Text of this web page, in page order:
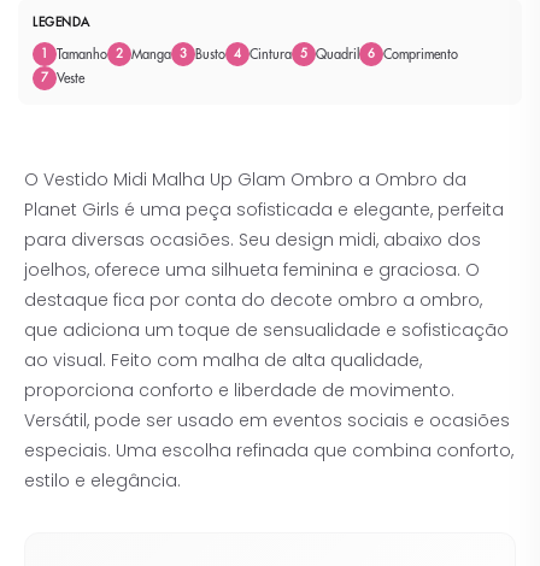
LEGENDA
1
Tamanho 2 Manga 3 Busto 4 Cintura 5 Quadril 6 Comprimento
7 Veste
O Vestido Midi Malha Up Glam Ombro a Ombro da
Planet Girls é uma peça sofisticada e elegante, perfeita
para diversas ocasiões. Seu design midi, abaixo dos
joelhos, oferece uma silhueta feminina e graciosa. O
destaque fica por conta do decote ombro a ombro,
que adiciona um toque de sensualidade e sofisticação
ao visual. Feito com malha de alta qualidade,
proporciona conforto e liberdade de movimento.
Versátil, pode ser usado em eventos sociais e ocasiões
especiais. Uma escolha refinada que combina conforto,
estilo e elegância.